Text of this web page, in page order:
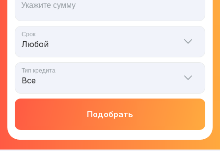
Укажите сумму
Срок
Тип кредита
Подобрать